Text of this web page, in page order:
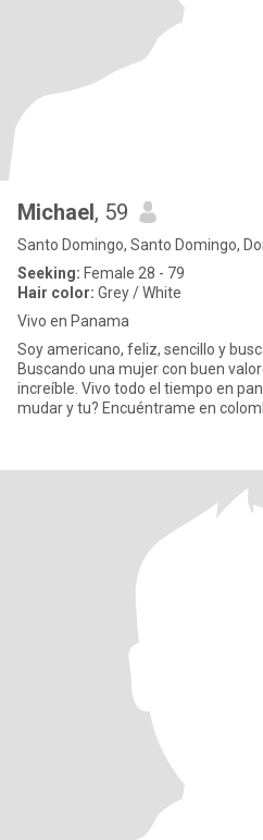
Michael, 59
Santo Domingo, Santo Domingo,
Seeking: Female 28 - 79
Hair color: Grey / White
Vivo en Panama
Soy americano, feliz, sencillo y
Buscando una mujer con buen
increíble. Vivo todo el tiempo en
mudar y tu? Encuéntrame en